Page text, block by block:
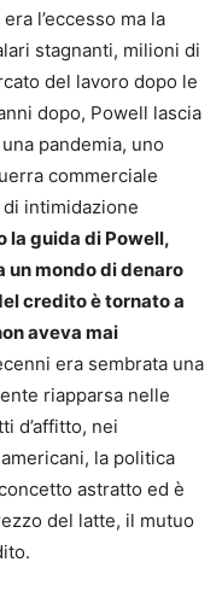
l’eccesso ma la
stagnanti, milioni di
del lavoro dopo le
dopo, Powell lascia
pandemia, uno
commerciale
intimidazione
la guida di Powell,
un mondo di denaro
credito è tornato a
aveva mai
era sembrata una
riapparsa nelle
d’affitto, nei
la politica
astratto ed è
del latte, il mutuo